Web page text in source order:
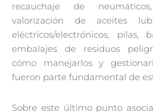
recauchaje de
valorización de aceites
eléctricos/electrónicos, pilas,
embalajes de residuos
cómo manejarlos y
fueron parte fundamental de
Sobre este último punto